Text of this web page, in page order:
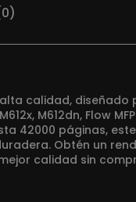
calidad,
M612dn, Flow
42000 páginas,
Obtén un
calidad sin